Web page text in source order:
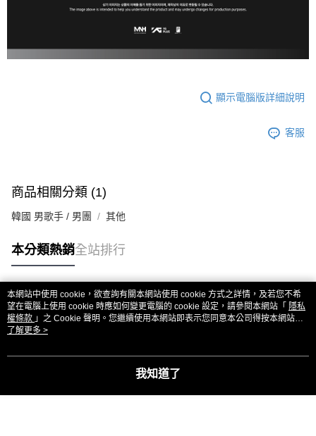
顯示電腦版詳細說明
客服
商品相關分類 (1)
韓國 男歌手 / 男團 其他
本分類熱銷全站排行
熱門標籤
本網站中使用 cookie，欲查詢有關本網站使用 cookie 方式之詳情，及若您不希
望在電腦上使用 cookie 時應如何變更電腦的 cookie 設定，請參閱本網站「 隱私
權條款 」之 Cookie 聲明。您繼續使用本網站即表示您同意本公司得按本網站使
用條款之 Cookie 聲明使用 cookie。
了解更多 >
我知道了